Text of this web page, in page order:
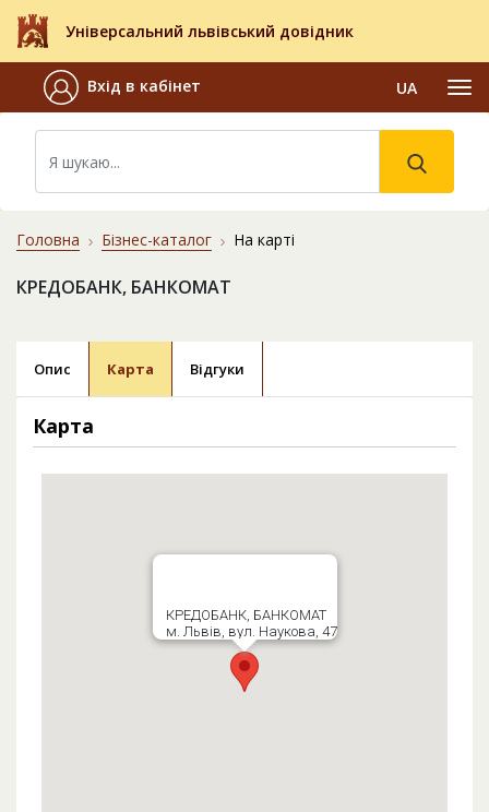
Універсальний львівський довідник
Вхід в кабінет UA
Головна Бізнес-каталог На карті
КРЕДОБАНК, БАНКОМАТ
Опис Карта Відгуки
Карта
КРЕДОБАНК, БАНКОМАТ
м. Львів, вул. Наукова, 47